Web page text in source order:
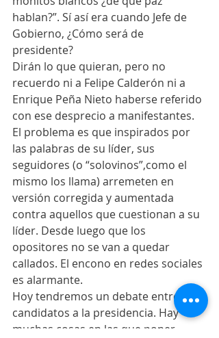
hablan?”. Sí así era cuando Jefe de
Gobierno, ¿Cómo será de
presidente?
Dirán lo que quieran, pero no
recuerdo ni a Felipe Calderón ni a
Enrique Peña Nieto haberse referido
con ese desprecio a manifestantes.
El problema es que inspirados por
las palabras de su líder, sus
seguidores (o “solovinos”,como el
mismo los llama) arremeten en
versión corregida y aumentada
contra aquellos que cuestionan a su
líder. Desde luego que los
opositores no se van a quedar
callados. El encono en redes sociales
es alarmante.
Hoy tendremos un debate entre los
candidatos a la presidencia. Hay
muchas cosas en las que poner